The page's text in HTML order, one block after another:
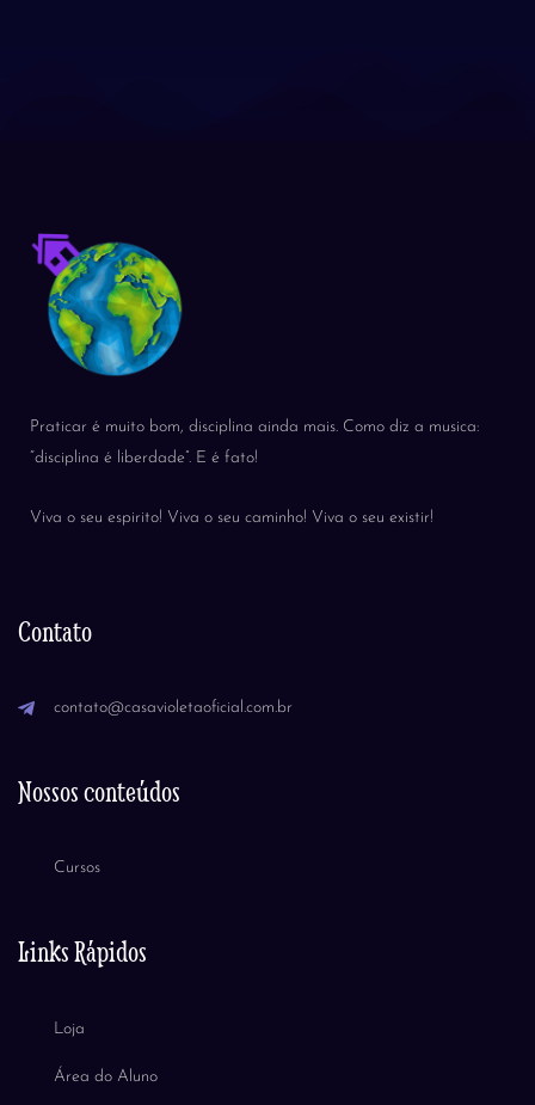
Praticar é muito bom, disciplina ainda mais. Como diz a musica:
“disciplina é liberdade”. E é fato!
Viva o seu espirito! Viva o seu caminho! Viva o seu existir!
Contato
contato@casavioletaoficial.com.br
Nossos conteúdos
Cursos
Links Rápidos
Loja
Área do Aluno